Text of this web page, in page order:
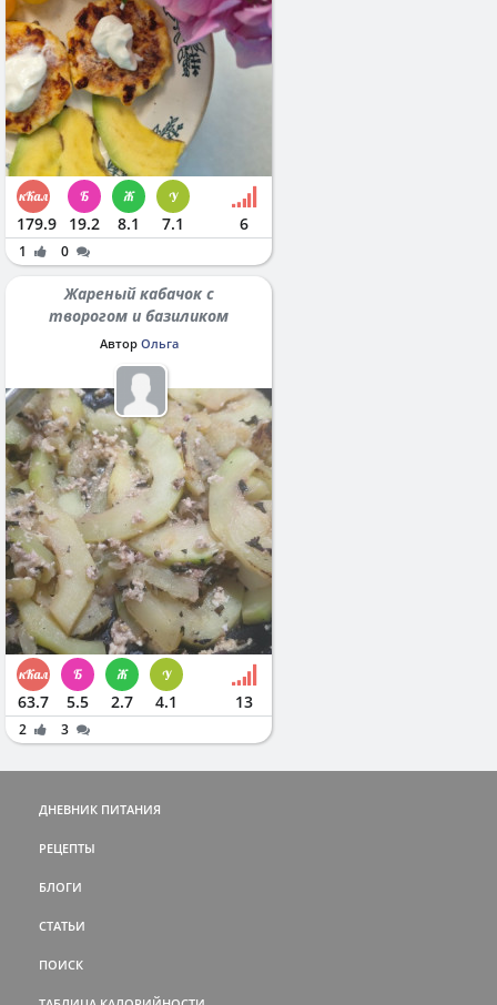
179.9 19.2 8.1 7.1 6
1 0
Жареный кабачок с
творогом и базиликом
Автор Ольга
63.7 5.5 2.7 4.1 13
2 3
ДНЕВНИК ПИТАНИЯ
РЕЦЕПТЫ
БЛОГИ
СТАТЬИ
ПОИСК